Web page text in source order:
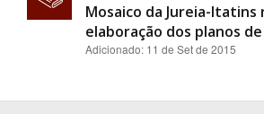
Mosaico da Jureia-Itatins
elaboração dos planos
Adicionado: 11 de Set de 2015